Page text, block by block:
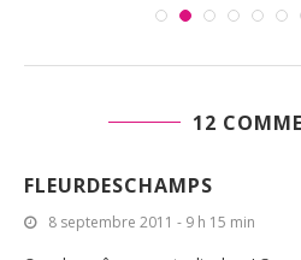
12
FLEURDESCHAMPS
8 septembre 2011 - 9 h 15 min